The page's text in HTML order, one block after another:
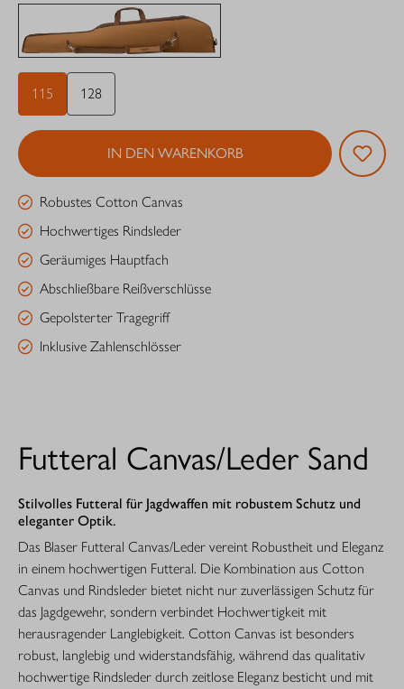
115 128
IN DEN WARENKORB
Robustes Cotton Canvas
Hochwertiges Rindsleder
Geräumiges Hauptfach
Abschließbare Reißverschlüsse
Gepolsterter Tragegriff
Inklusive Zahlenschlösser
Futteral Canvas/Leder Sand
Stilvolles Futteral für Jagdwaffen mit robustem Schutz und
eleganter Optik.
Das Blaser Futteral Canvas/Leder vereint Robustheit und Eleganz
in einem hochwertigen Futteral. Die Kombination aus Cotton
Canvas und Rindsleder bietet nicht nur zuverlässigen Schutz für
das Jagdgewehr, sondern verbindet Hochwertigkeit mit
herausragender Langlebigkeit. Cotton Canvas ist besonders
robust, langlebig und widerstandsfähig, während das qualitativ
hochwertige Rindsleder durch zeitlose Eleganz besticht und mit